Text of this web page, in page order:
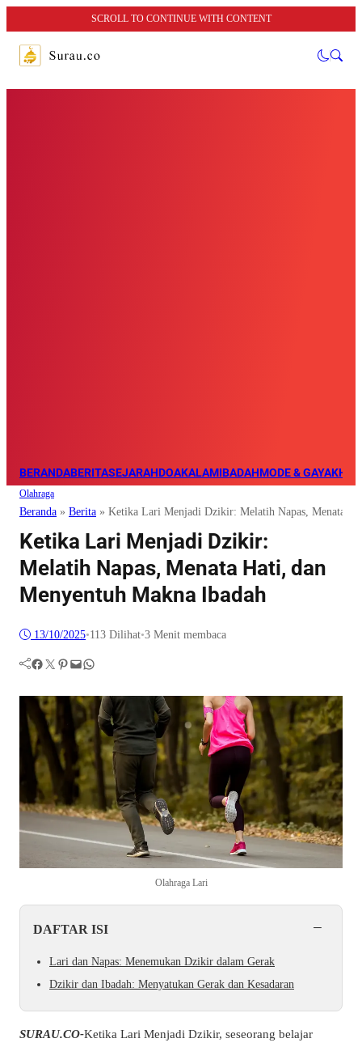
SCROLL TO CONTINUE WITH CONTENT
BERANDABERITASEJARAHDOAKALAMIBADAHMODE & GAYA
Olahraga
Beranda » Berita » Ketika Lari Menjadi Dzikir: Melatih Napas, Menata
Ketika Lari Menjadi Dzikir:
Melatih Napas, Menata Hati, dan
Menyentuh Makna Ibadah
13/10/2025•113 Dilihat•3 Menit membaca
Facebook Twitter Pinterest Mail WhatsApp
Olahraga Lari
DAFTAR ISI −
Lari dan Napas: Menemukan Dzikir dalam Gerak
Dzikir dan Ibadah: Menyatukan Gerak dan Kesadaran
SURAU.CO-Ketika Lari Menjadi Dzikir, seseorang belajar